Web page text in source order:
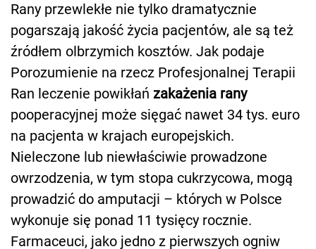
Rany przewlekłe nie tylko dramatycznie
pogarszają jakość życia pacjentów, ale są też
źródłem olbrzymich kosztów. Jak podaje
Porozumienie na rzecz Profesjonalnej Terapii
Ran leczenie powikłań zakażenia rany
pooperacyjnej może sięgać nawet 34 tys. euro
na pacjenta w krajach europejskich.
Nieleczone lub niewłaściwie prowadzone
owrzodzenia, w tym stopa cukrzycowa, mogą
prowadzić do amputacji – których w Polsce
wykonuje się ponad 11 tysięcy rocznie.
Farmaceuci, jako jedno z pierwszych ogniw